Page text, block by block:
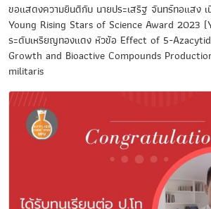
ขอแสดงความยินดีกับ นายประเสริฐ จันทร์ทอแสง เ
Young Rising Stars of Science Award 2023
ระดับเหรียญทองแดง หัวข้อ Effect of 5-
Growth and Bioactive Compounds
militaris